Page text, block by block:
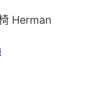
Herman